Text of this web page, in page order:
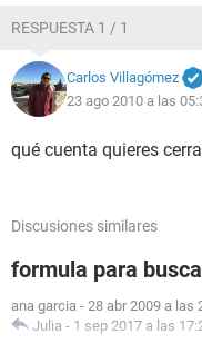
RESPUESTA 1 / 1
Carlos Villagómez
23 ago 2010 a las
qué cuenta quieres
Discusiones similares
formula para
ana garcia - 28 abr 2009 a las
Julia - 1 sep 2017 a las